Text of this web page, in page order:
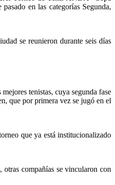
en las categorías Segunda,
se reunieron durante seis días
tenistas, cuya segunda fase
que por primera vez se jugó en el
que ya está institucionalizado
compañías se vincularon con